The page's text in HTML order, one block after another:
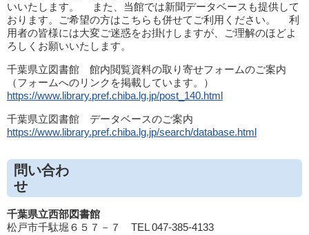
いいたします。 また、当館では新聞データベースも提供して
おります。ご希望の方はこちらも併せてご利用ください。 利
用者の皆様には大変ご迷惑をお掛けしますが、ご理解のほどよ
ろしくお願いいたします。
千葉県立図書館 館内閲覧資料の取り寄せフォームのご案内
（フォームへのリンクを掲載しています。）
https://www.library.pref.chiba.lg.jp/post_140.html
千葉県立図書館 データベースのご案内
https://www.library.pref.chiba.lg.jp/search/database.html
問い合わ
千葉県立西部図書館
松戸市千駄堀６５７－７ TEL 047-385-4133